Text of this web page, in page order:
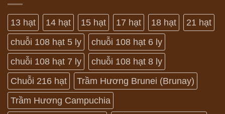
13 hạt 14 hạt 15 hạt 17 hạt 18 hạt
21 hạt
chuỗi 108 hạt 5 ly
chuỗi 108 hạt 6 ly
chuỗi 108 hạt 7 ly
chuỗi 108 hạt 8 ly
Chuỗi 216 hạt
Trầm Hương Brunei (Brunay)
Trầm Hương Campuchia